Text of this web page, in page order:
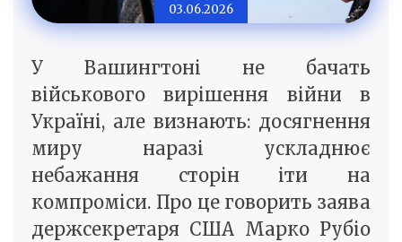
03.06.2026
У Вашингтоні не бачать
військового вирішення війни в
Україні, але визнають: досягнення
миру наразі ускладнює
небажання сторін іти на
компроміси. Про це говорить заява
держсекретаря США Марко Рубіо